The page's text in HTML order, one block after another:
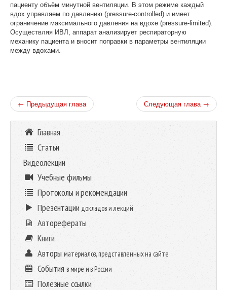
пациенту объём минутной вентиляции. В этом режиме каждый
вдох управляем по давлению (pressure-controlled) и имеет
ограничение максимального давления на вдохе (pressure-limited).
Осуществляя ИВЛ, аппарат анализирует респираторную
механику пациента и вносит поправки в параметры вентиляции
между вдохами.
← Предыдущая глава Следующая глава →
Главная
Статьи
Видеолекции
Учебные фильмы
Протоколы и рекомендации
Презентации докладов и лекций
Авторефераты
Книги
Авторыматериалов, представленных на сайте
События в мире и в России
Полезные ссылки